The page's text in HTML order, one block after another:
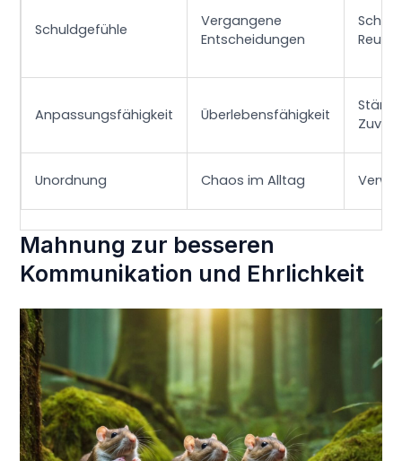
Schuldgefühle
Vergangene
Entscheidungen
Reue
Anpassungsfähigkeit Überlebensfähigkeit
Stärke,
Unordnung Chaos im Alltag
Mahnung zur besseren
Kommunikation und Ehrlichkeit